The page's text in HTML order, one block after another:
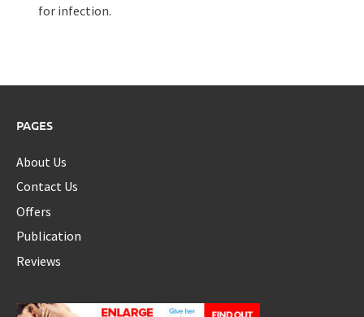
for infection.
PAGES
About Us
Contact Us
Offers
Publication
Reviews